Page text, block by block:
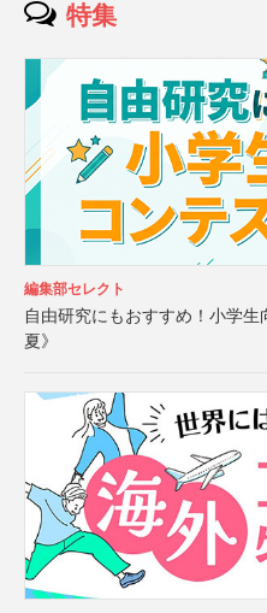
特集
編集部セレクト
自由研究にもおすすめ！小学
夏》